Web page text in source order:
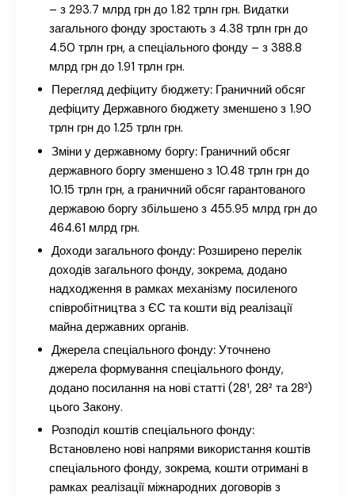
– з 293.7 млрд грн до 1.82 трлн грн. Видатки
загального фонду зростають з 4.38 трлн грн до
4.50 трлн грн, а спеціального фонду – з 388.8
млрд грн до 1.91 трлн грн.
Перегляд дефіциту бюджету: Граничний обсяг
дефіциту Державного бюджету зменшено з 1.90
трлн грн до 1.25 трлн грн.
Зміни у державному боргу: Граничний обсяг
державного боргу зменшено з 10.48 трлн грн до
10.15 трлн грн, а граничний обсяг гарантованого
державою боргу збільшено з 455.95 млрд грн до
464.61 млрд грн.
Доходи загального фонду: Розширено перелік
доходів загального фонду, зокрема, додано
надходження в рамках механізму посиленого
співробітництва з ЄС та кошти від реалізації
майна державних органів.
Джерела спеціального фонду: Уточнено
джерела формування спеціального фонду,
додано посилання на нові статті (28¹, 28² та 28³)
цього Закону.
Розподіл коштів спеціального фонду:
Встановлено нові напрями використання коштів
спеціального фонду, зокрема, кошти отримані в
рамках реалізації міжнародних договорів з